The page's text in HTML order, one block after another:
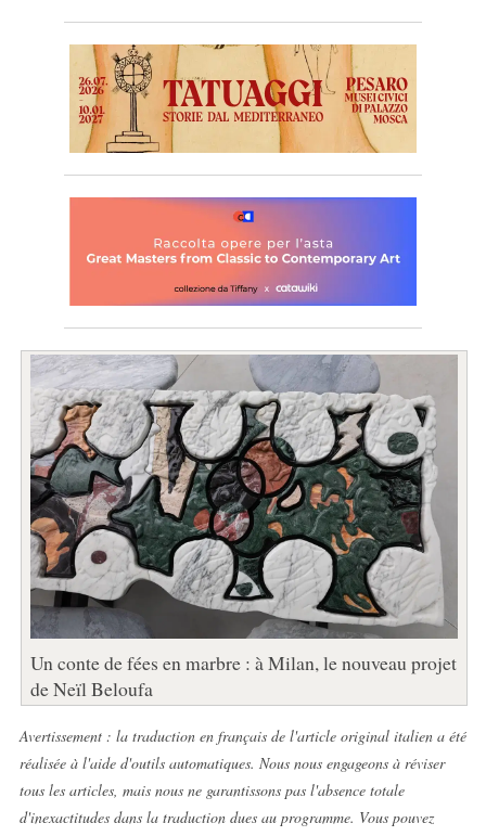
Un conte de fées en marbre : à Milan, le nouveau projet
de Neïl Beloufa
Avertissement : la traduction en français de l'article original italien a été
réalisée à l'aide d'outils automatiques. Nous nous engageons à réviser
tous les articles, mais nous ne garantissons pas l'absence totale
d'inexactitudes dans la traduction dues au programme. Vous pouvez